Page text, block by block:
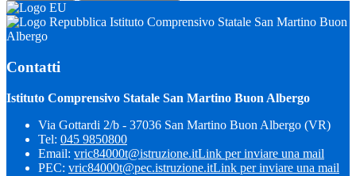
Istituto Comprensivo Statale San Martino Buon
Albergo
Contatti
Istituto Comprensivo Statale San Martino Buon Albergo
Via Gottardi 2/b - 37036 San Martino Buon Albergo (VR)
Tel: 045 9850800
Email: vric84000t@istruzione.itLink per inviare una mail
PEC: vric84000t@pec.istruzione.itLink per inviare una mail